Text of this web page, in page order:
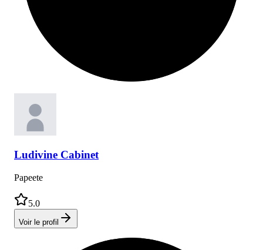
Ludivine Cabinet
Papeete
5.0
Voir le profil